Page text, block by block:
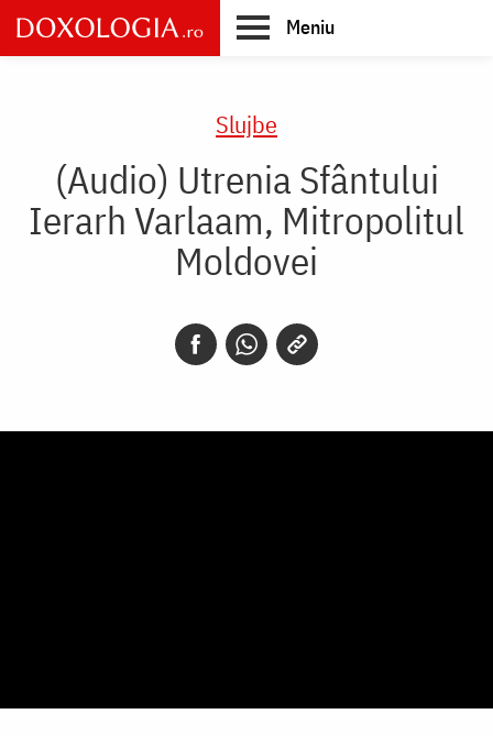
Skip
to
main
Meniu
Slujbe
(Audio) Utrenia Sfântului
Ierarh Varlaam, Mitropolitul
Moldovei